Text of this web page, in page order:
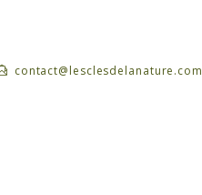
contact@lesclesdelanature.com